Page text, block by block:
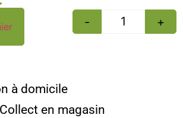
- +
à domicile
en magasin